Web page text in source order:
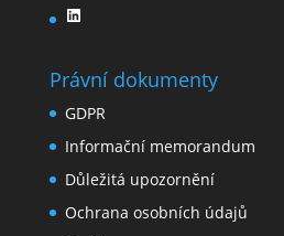
LinkedIn
Právní dokumenty
GDPR
Informační memorandum
Důležitá upozornění
Ochrana osobních údajů